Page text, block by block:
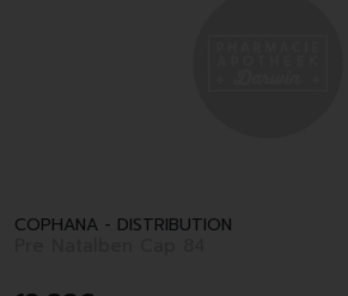
COPHANA - DISTRIBUTION